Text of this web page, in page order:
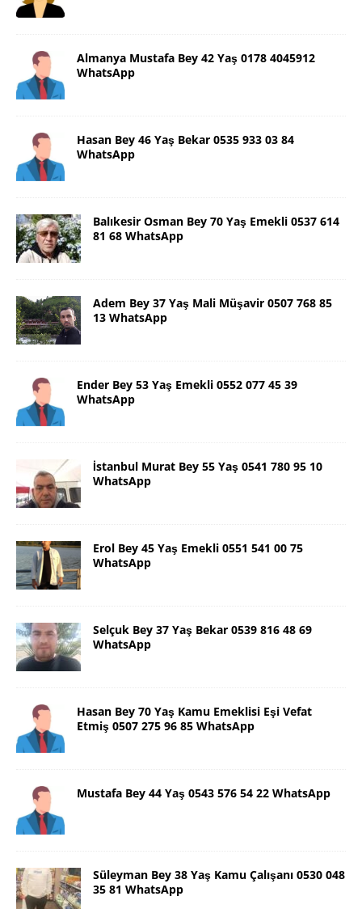
Almanya Mustafa Bey 42 Yaş 0178 4045912
WhatsApp
Hasan Bey 46 Yaş Bekar 0535 933 03 84
WhatsApp
Balıkesir Osman Bey 70 Yaş Emekli 0537 614
81 68 WhatsApp
Adem Bey 37 Yaş Mali Müşavir 0507 768 85
13 WhatsApp
Ender Bey 53 Yaş Emekli 0552 077 45 39
WhatsApp
İstanbul Murat Bey 55 Yaş 0541 780 95 10
WhatsApp
Erol Bey 45 Yaş Emekli 0551 541 00 75
WhatsApp
Selçuk Bey 37 Yaş Bekar 0539 816 48 69
WhatsApp
Hasan Bey 70 Yaş Kamu Emeklisi Eşi Vefat
Etmiş 0507 275 96 85 WhatsApp
Mustafa Bey 44 Yaş 0543 576 54 22 WhatsApp
Süleyman Bey 38 Yaş Kamu Çalışanı 0530 048
35 81 WhatsApp